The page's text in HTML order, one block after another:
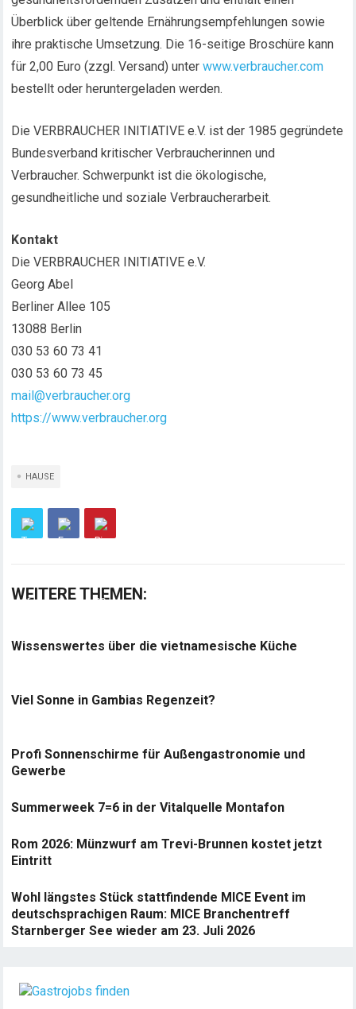
Überblick über geltende Ernährungsempfehlungen sowie
ihre praktische Umsetzung. Die 16-seitige Broschüre kann
für 2,00 Euro (zzgl. Versand) unterwww.verbraucher.com
bestellt oder heruntergeladen werden.
Die VERBRAUCHER INITIATIVE e.V. ist der 1985 gegründete
Bundesverband kritischer Verbraucherinnen und
Verbraucher. Schwerpunkt ist die ökologische,
gesundheitliche und soziale Verbraucherarbeit.
Kontakt
Die VERBRAUCHER INITIATIVE e.V.
Georg Abel
Berliner Allee 105
13088 Berlin
030 53 60 73 41
030 53 60 73 45
mail@verbraucher.org
https://www.verbraucher.org
HAUSE
WEITERE THEMEN:
Wissenswertes über die vietnamesische Küche
Viel Sonne in Gambias Regenzeit?
Profi Sonnenschirme für Außengastronomie und
Gewerbe
Summerweek 7=6 in der Vitalquelle Montafon
Rom 2026: Münzwurf am Trevi-Brunnen kostet jetzt
Eintritt
Wohl längstes Stück stattfindende MICE Event im
deutschsprachigen Raum: MICE Branchentreff
Starnberger See wieder am 23. Juli 2026